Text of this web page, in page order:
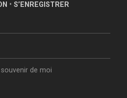
• S’ENREGISTRER
souvenir de moi